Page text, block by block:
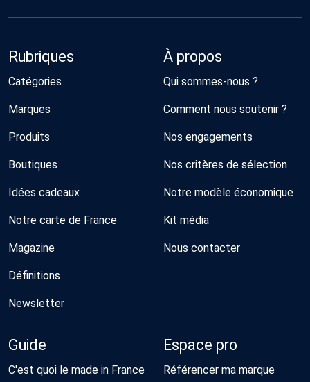
Rubriques
Catégories
Marques
Produits
Boutiques
Idées cadeaux
Notre carte de France
Magazine
Définitions
Newsletter
À propos
Qui sommes-nous ?
Comment nous soutenir ?
Nos engagements
Nos critères de sélection
Notre modèle économique
Kit média
Nous contacter
Guide
C'est quoi le made in France
Espace pro
Référencer ma marque